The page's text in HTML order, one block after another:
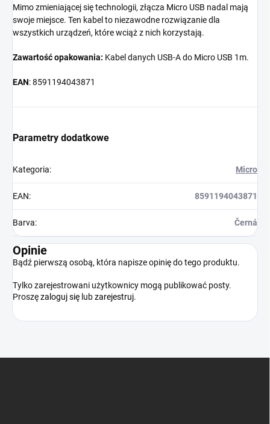
Mimo zmieniającej się technologii, złącza Micro USB nadal mają
swoje miejsce. Ten kabel to niezawodne rozwiązanie dla
wszystkich urządzeń, które wciąż z nich korzystają.
Zawartość opakowania: Kabel danych USB-A do Micro USB 1m.
EAN: 8591194043871
Parametry dodatkowe
Kategoria: Micro
EAN: 8591194043871
Barva: Černá
Opinie
Bądź pierwszą osobą, która napisze opinię do tego produktu.
Tylko zarejestrowani użytkownicy mogą publikować posty.
Proszęzaloguj się lubzarejestruj.